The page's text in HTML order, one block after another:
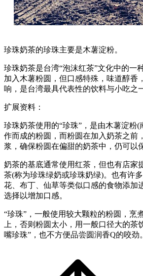
珍珠奶茶的珍珠主要是木薯淀粉。
珍珠奶茶是台湾“泡沫红茶”文化中的一
加入木薯粉圆，但口感特殊，味道醇香
响，是台湾最具代表性的饮料与小吃之
扩展资料：
珍珠奶茶使用的“珍珠”，是由木薯淀粉(
作而成的粉圆，而粉圆在加入奶茶之前
浆，确保粉圆在偏甜的奶茶中，仍可以
奶茶的基底通常使用红茶，但也有店家
茶(称为珍珠绿奶或珍珠奶绿)。也有许
花、布丁、仙草等类似口感的食物添加
选择以增加口感。
“珍珠”，一般使用较大颗粒的粉圆，烹
上，否则粉圆太小，用一般口径大的茶
嘴珍珠”，也不方便品尝圆润香Q的咬劲。